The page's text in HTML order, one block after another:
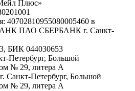
Плюс»
40702810955080005460 в
ПАО СБЕРБАНК г. Санкт-
БИК 044030653
Петербург, Большой
№ 29, литера А
Санкт-Петербург, Большой
№ 29, литера А